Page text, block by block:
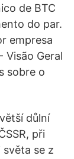
de BTC
do par.
empresa
Visão Geral
sobre o
důlní
při
se z